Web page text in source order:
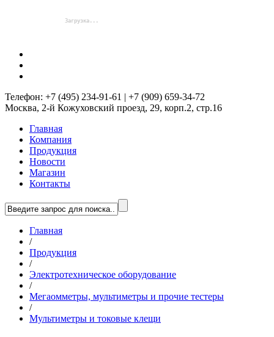
Телефон: +7 (495) 234-91-61 | +7 (909) 659-34-72
Москва, 2-й Кожуховский проезд, 29, корп.2, стр.16
Главная
Компания
Продукция
Новости
Магазин
Контакты
Главная
/
Продукция
/
Электротехническое оборудование
/
Мегаомметры, мультиметры и прочие тестеры
/
Мультиметры и токовые клещи